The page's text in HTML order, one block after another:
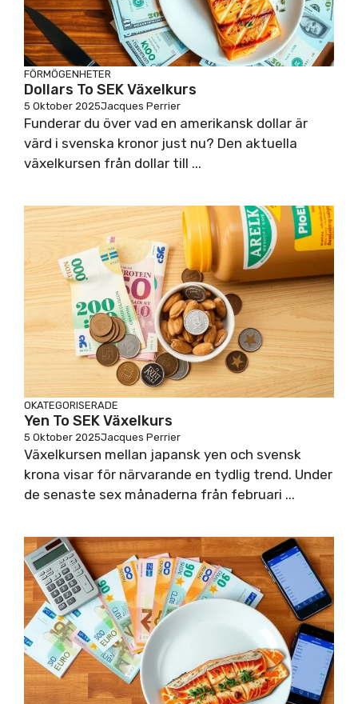
FÖRMÖGENHETER
Dollars To SEK Växelkurs
5 Oktober 2025Jacques Perrier
Funderar du över vad en amerikansk dollar är
värd i svenska kronor just nu? Den aktuella
växelkursen från dollar till ...
OKATEGORISERADE
Yen To SEK Växelkurs
5 Oktober 2025Jacques Perrier
Växelkursen mellan japansk yen och svensk
krona visar för närvarande en tydlig trend. Under
de senaste sex månaderna från februari ...